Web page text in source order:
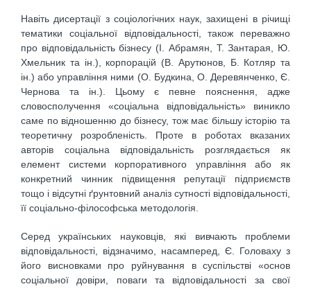
Навіть дисертації з соціологічних наук, захищені в річищі
тематики соціальної відповідальності, також переважно
про відповідальність бізнесу (І. Абрамян, Т. Зантарая, Ю.
Хмельник та ін.), корпорацій (В. Арутюнов, Б. Котляр та
ін.) або управління ними (О. Будкина, О. Деревянченко, Є.
Чернова та ін.). Цьому є певне пояснення, адже
словосполучення «соціальна відповідальність» виникло
саме по відношенню до бізнесу, тож має більшу історію та
теоретичну розробленість. Проте в роботах вказаних
авторів соціальна відповідальність розглядається як
елемент системи корпоративного управління або як
конкретний чинник підвищення репутації підприємств
тощо і відсутні ґрунтовний аналіз сутності відповідальності,
її соціально-філософська методологія.
Серед українських науковців, які вивчають проблеми
відповідальності, відзначимо, насамперед, Є. Головаху з
його висновками про руйнування в суспільстві «основ
соціальної довіри, поваги та відповідальності за свої